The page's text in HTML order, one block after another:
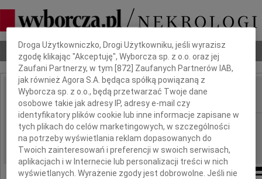
Nekrologi Odeszli Poradnik pogrzebowy
IMIĘ I NAZWISKO:
REGION: Wrocław
DATA EMISJI: 21.06.2024
Dbamy o Twoją prywatność
Droga Użytkowniczko, Drogi Użytkowniku, jeśli wyrazisz
zgodę klikając "Akceptuję", Wyborcza sp. z o.o. oraz jej
Zaufani Partnerzy, w tym [872 ] Zaufanych Partnerów IAB,
jak również Agora S.A. będąca spółką powiązaną z
Wyborcza sp. z o.o., będą przetwarzać Twoje dane
osobowe takie jak adresy IP, adresy e-mail czy
identyfikatory plików cookie lub inne informacje zapisane w
tych plikach do celów marketingowych, w szczególności
na potrzeby wyświetlania reklam dopasowanych do
Twoich zainteresowań i preferencji w swoich serwisach,
aplikacjach i w Internecie lub personalizacji treści w nich
wyświetlanych. Wyrażenie zgody jest dobrowolne. Jeśli nie